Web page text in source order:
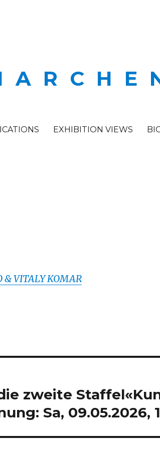
EXHIBITION VIEWS
& VITALY KOMAR
zweite
Sa, 09.05.2026,